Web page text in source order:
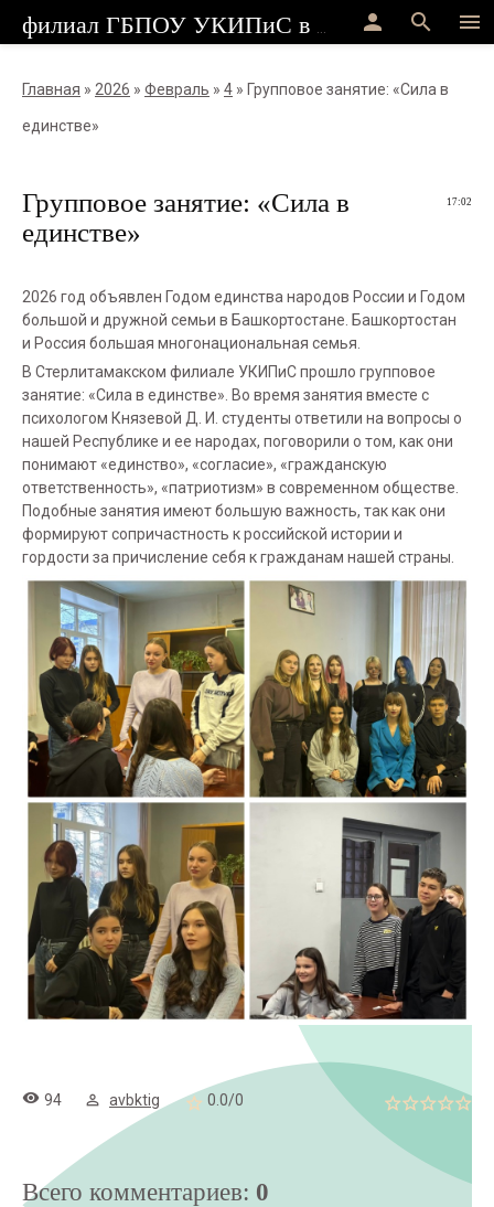
menu
search
person
Главная » 2026 » Февраль » 4 » Групповое занятие: «Сила в
единстве»
17:02
Групповое занятие: «Сила в
единстве»
2026 год объявлен Годом единства народов России и Годом
большой и дружной семьи в Башкортостане. Башкортостан
и Россия большая много­национальная семья.
В Стерлитамакском филиале УКИПиС прошло групповое
занятие: «Сила в единстве». Во время занятия вместе с
психологом Князевой Д. И. студенты ответили на вопросы о
нашей Республике и ее народах, поговорили о том, как они
понимают «единство», «согласие», «гражданскую
ответственность», «патриотизм» в современном обществе.
Подобные занятия имеют большую важность, так как они
формируют сопричастность к российской истории и
гордости за причисление себя к гражданам нашей страны.
94 avbktig 0.0/0
Всего комментариев: 0